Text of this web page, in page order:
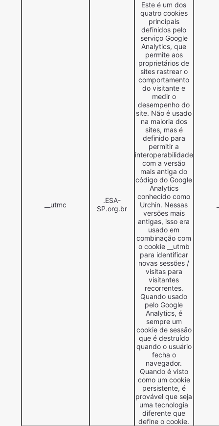
__utmc
.ESA-
SP.org.br
Este é um dos
quatro cookies
principais
definidos pelo
serviço Google
Analytics, que
permite aos
proprietários de
sites rastrear o
comportamento
do visitante e
medir o
desempenho do
site. Não é usado
na maioria dos
sites, mas é
definido para
permitir a
interoperabilidade
com a versão
mais antiga do
código do Google
Analytics
conhecido como
Urchin. Nessas
versões mais
antigas, isso era
usado em
combinação com
o cookie __utmb
para identificar
novas sessões /
visitas para
visitantes
recorrentes.
Quando usado
pelo Google
Analytics, é
sempre um
cookie de sessão
que é destruído
quando o usuário
fecha o
navegador.
Quando é visto
como um cookie
persistente, é
provável que seja
uma tecnologia
diferente que
define o cookie.